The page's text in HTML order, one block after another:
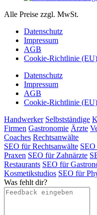
Alle Preise zzgl. MwSt.
Datenschutz
Impressum
AGB
Cookie-Richtlinie (EU)
Datenschutz
Impressum
AGB
Cookie-Richtlinie (EU)
Handwerker Selbstständige
Firmen Gastronomie Ärzte
Coaches Rechtsanwälte
SEO für Rechtsanwälte SEO
Praxen SEO für Zahnärzte
Restaurants SEO für
Kosmetikstudios SEO für
Was fehlt dir?